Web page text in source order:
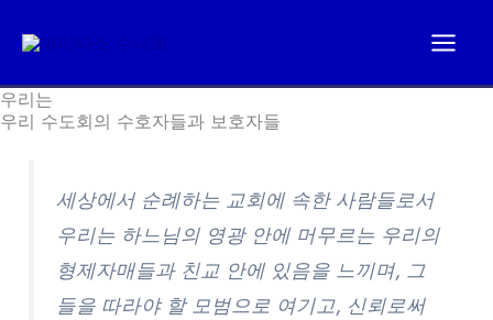
로
우리는
우리 수도회의 수호자들과 보호자들
세상에서 순례하는 교회에 속한 사람들로서
우리는 하느님의 영광 안에 머무르는 우리의
형제자매들과 친교 안에 있음을 느끼며, 그
들을 따라야 할 모범으로 여기고, 신뢰로써